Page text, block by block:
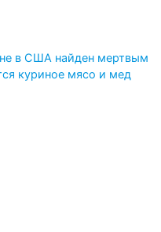
в США найден мертвым
куриное мясо и мед